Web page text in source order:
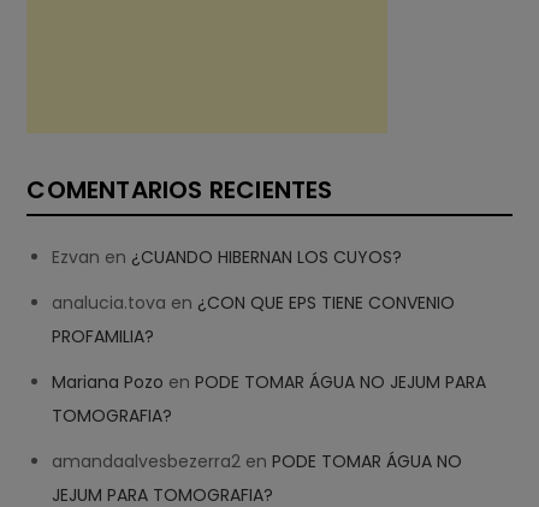
COMENTARIOS RECIENTES
Ezvan en ¿CUANDO HIBERNAN LOS CUYOS?
analucia.tova en ¿CON QUE EPS TIENE CONVENIO
PROFAMILIA?
Mariana Pozo enPODE TOMAR ÁGUA NO JEJUM PARA
TOMOGRAFIA?
amandaalvesbezerra2 enPODE TOMAR ÁGUA NO
JEJUM PARA TOMOGRAFIA?